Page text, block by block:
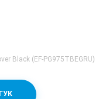
Black (EF-PG975TBEGRU)